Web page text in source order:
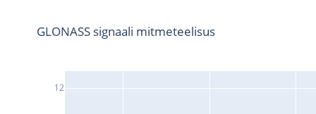
12
GLONASS signaali mitmeteelisus